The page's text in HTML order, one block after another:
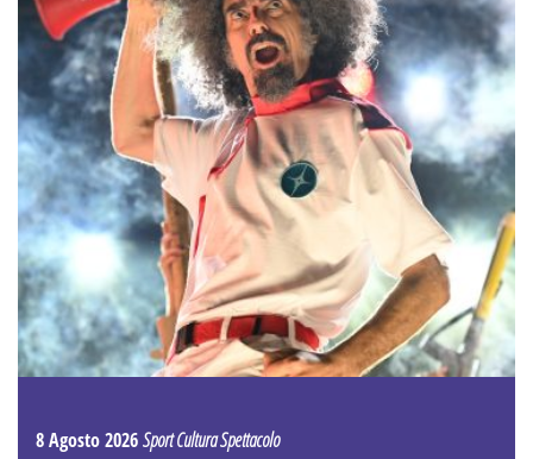
8 Agosto 2026Sport Cultura Spettacolo